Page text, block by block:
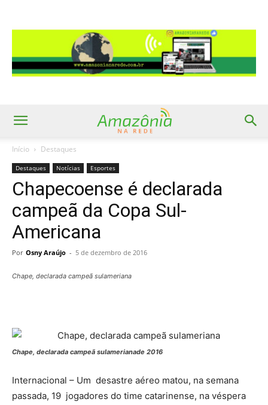
Início Destaques
Destaques Notícias Esportes
Chapecoense é declarada
campeã da Copa Sul-
Americana
Por Osny Araújo - 5 de dezembro de 2016
Chape, declarada campeã sulameriana
Chape, declarada campeã sulamerianade 2016
Internacional – Um desastre aéreo matou, na semana
passada, 19 jogadores do time catarinense, na véspera